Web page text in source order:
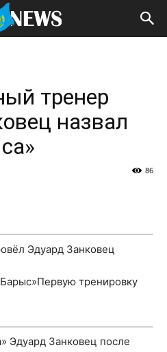
тренер
назвал
86
тренировку
Эдуард Занковец после